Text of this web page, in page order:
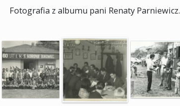
Fotografia z albumu pani Renaty Parniewicz.